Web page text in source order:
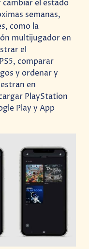
cambiar el estado
semanas,
como la
multijugador en
el
comparar
y ordenar y
en
PlayStation
Play y App